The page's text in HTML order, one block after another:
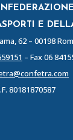
E
62 – 00198
– Fax 06
80181870587